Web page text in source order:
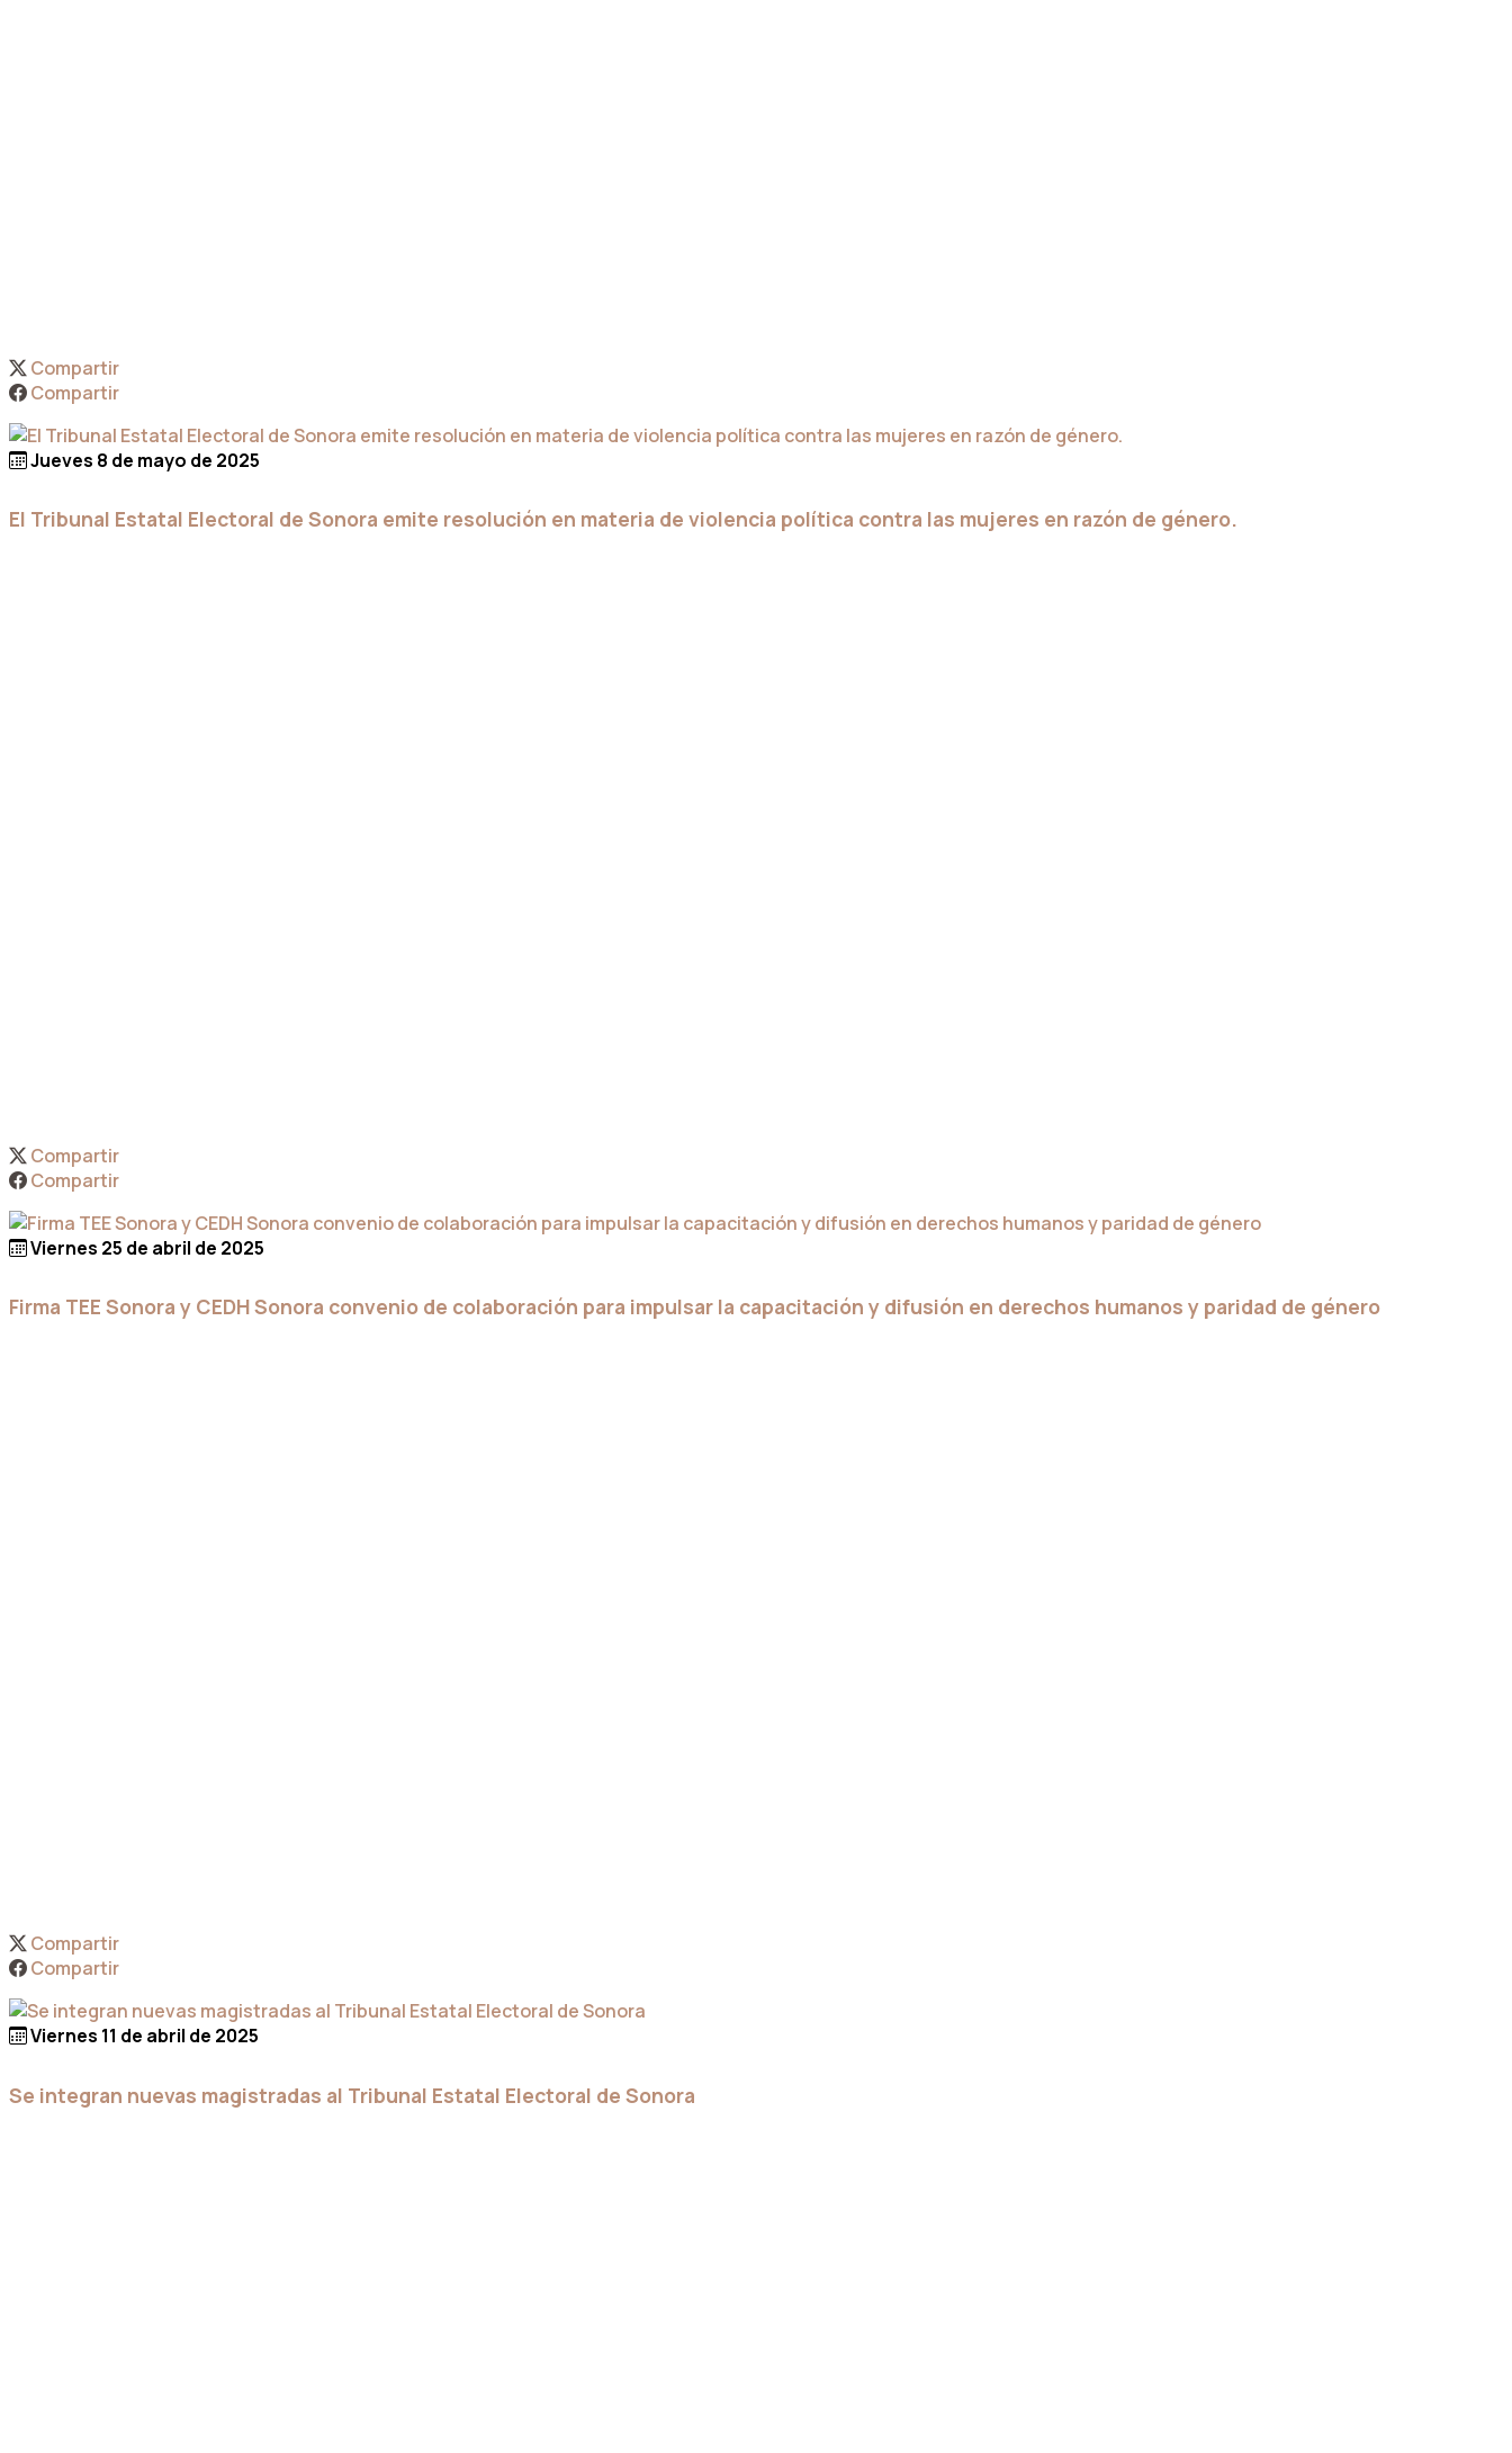
Compartir
Compartir
Jueves 8 de mayo de 2025
El Tribunal Estatal Electoral de Sonora emite resolución en materia de violencia política contra las mujeres en razón de género.
Compartir
Compartir
Viernes 25 de abril de 2025
Firma TEE Sonora y CEDH Sonora convenio de colaboración para impulsar la capacitación y difusión en derechos humanos y paridad de género
Compartir
Compartir
Viernes 11 de abril de 2025
Se integran nuevas magistradas al Tribunal Estatal Electoral de Sonora